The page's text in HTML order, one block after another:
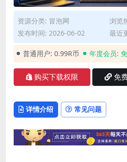
资源分类: 冒泡网
浏览
发布时间: 2026-06-02
最近
普通用户: 0.99R币 年度会员:
购买下载权限 免
详情介绍 常见问题